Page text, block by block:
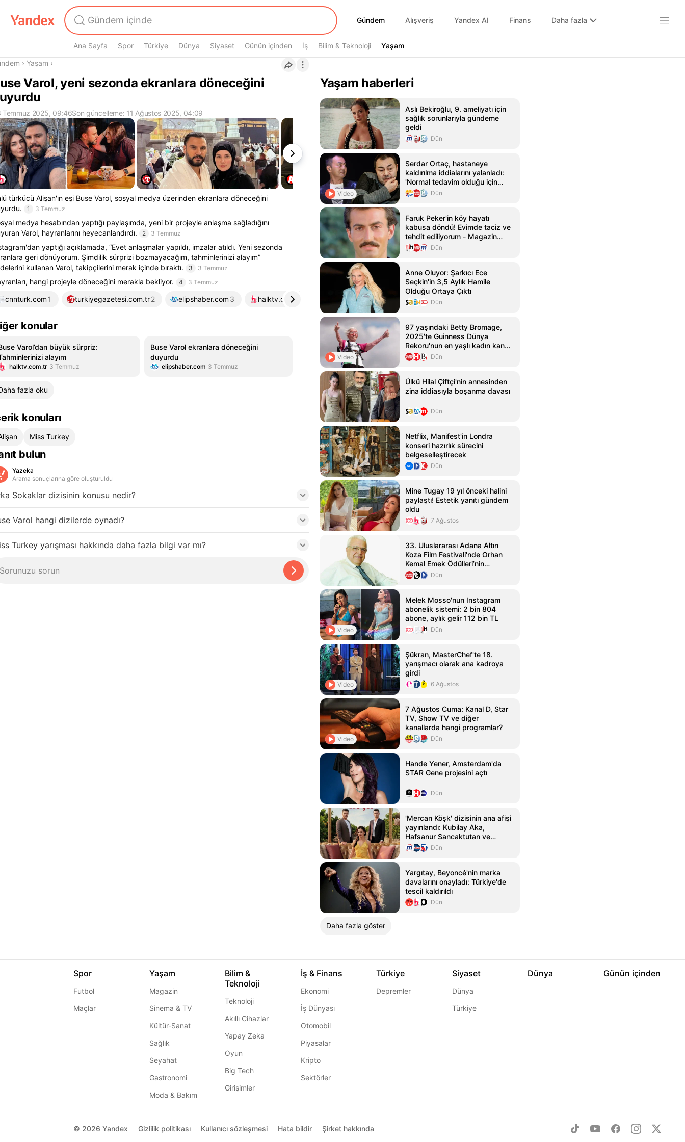
Gündem
Gündem Alışveriş Yandex AI Finans Daha fazla
Ana Sayfa Spor Türkiye Dünya Siyaset Günün içinden İş Bilim & Teknoloji Yaşam
Yaşam
› Yaşam ›
Varol, yeni sezonda ekranlara döneceğini
Temmuz 2025, 09:46Son güncelleme: 11 Ağustos 2025, 04:09
türkücü Alişan'ın eşi Buse Varol, sosyal medya üzerinden ekranlara döneceğini
1 3 Temmuz
medya hesabından yaptığı paylaşımda, yeni bir projeyle anlaşma sağladığını
Varol, hayranlarını heyecanlandırdı.
2 3 Temmuz
yaptığı açıklamada, “Evet anlaşmalar yapıldı, imzalar atıldı. Yeni sezonda
geri dönüyorum. Şimdilik sürprizi bozmayacağım, tahminlerinizi alayım”
kullanan Varol, takipçilerini merak içinde bıraktı.
3 3 Temmuz
hangi projeyle döneceğini merakla bekliyor. 4 3 Temmuz
cnnturk.com 1 turkiyegazetesi.com.tr2 elipshaber.com 3 halktv.com.tr
konular
Varol’dan büyük sürpriz:
alayım
halktv.com.tr 3 Temmuz
Buse Varol ekranlara döneceğini
duyurdu
elipshaber.com 3 Temmuz
fazla oku
konuları
Miss Turkey
bulun
Yazeka
Arama sonuçlarına göre oluşturuldu
Sokaklar dizisinin konusu nedir?
Varol hangi dizilerde oynadı?
Turkey yarışması hakkında daha fazla bilgi var mı?
Yaşam haberleri
Aslı Bekiroğlu, 9. ameliyatı için
sağlık sorunlarıyla gündeme
geldi
Dün
Video
Serdar Ortaç, hastaneye
kaldırılma iddialarını yalanladı:
'Normal tedavim olduğu için
hastanedeydim'
Dün
Faruk Peker'in köy hayatı
kabusa döndü! Evimde taciz ve
tehdit ediliyorum - Magazin
Haber - HT Magazin
Dün
Anne Oluyor: Şarkıcı Ece
Seçkin'in 3,5 Aylık Hamile
Olduğu Ortaya Çıktı
Dün
Video
97 yaşındaki Betty Bromage,
2025'te Guinness Dünya
Rekoru'nun en yaşlı kadın kanat
yürüyüşçüsüne sahip oldu
Dün
Ülkü Hilal Çiftçi'nin annesinden
zina iddiasıyla boşanma davası
Dün
Netflix, Manifest'in Londra
konseri hazırlık sürecini
belgeselleştirecek
Dün
Mine Tugay 19 yıl önceki halini
paylaştı! Estetik yanıtı gündem
oldu
7 Ağustos
33. Uluslararası Adana Altın
Koza Film Festivali'nde Orhan
Kemal Emek Ödülleri’nin
Sahipleri Açıklandı
Dün
Video
Melek Mosso'nun Instagram
abonelik sistemi: 2 bin 804
abone, aylık gelir 112 bin TL
Dün
Video
Şükran, MasterChef'te 18.
yarışmacı olarak ana kadroya
girdi
6 Ağustos
Video
7 Ağustos Cuma: Kanal D, Star
TV, Show TV ve diğer
kanallarda hangi programlar?
Dün
Hande Yener, Amsterdam'da
STAR Gene projesini açtı
Dün
'Mercan Köşk' dizisinin ana afişi
yayınlandı: Kubilay Aka,
Hafsanur Sancaktutan ve
Bertan Asllani
Dün
Yargıtay, Beyoncé'nin marka
davalarını onayladı: Türkiye'de
tescil kaldırıldı
Dün
Daha fazla göster
Spor
Futbol
Maçlar
Yaşam
Magazin
Sinema & TV
Kültür-Sanat
Sağlık
Seyahat
Gastronomi
Moda & Bakım
Bilim &
Teknoloji
Teknoloji
Akıllı Cihazlar
Yapay Zeka
Oyun
Big Tech
Girişimler
İş & Finans
Ekonomi
İş Dünyası
Otomobil
Piyasalar
Kripto
Sektörler
Türkiye
Depremler
Siyaset
Dünya
Türkiye
Dünya Günün içinden
© 2026 Yandex Gizlilik politikası Kullanıcı sözleşmesi Hata bildir Şirket hakkında